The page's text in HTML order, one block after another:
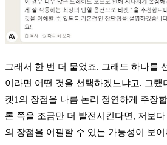
그래서 한 번 더 물었죠. 그래도 하나를
이라면 어떤 것을 선택하겠느냐고. 그랬
켓1의 장점을 나름 논리 정연하게 주장
론 쪽을 조금만 더 발전시킨다면, 저보
의 장점을 어필할 수 있는 가능성이 보이